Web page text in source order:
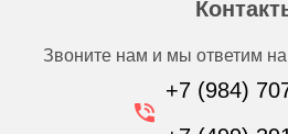
Звоните нам и мы ответим
+7 (984)